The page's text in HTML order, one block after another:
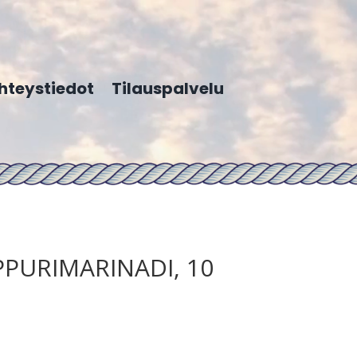
Tilauspalvelu
10